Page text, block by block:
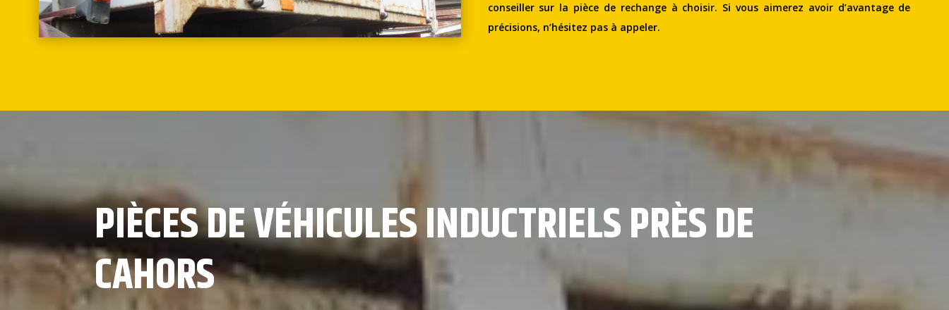
conseiller sur la pièce de rechange à choisir. Si vous aimerez avoir d’avantage de
précisions, n’hésitez pas à appeler.
PIÈCES DE VÉHICULES INDUCTRIELS PRÈS DE
CAHORS